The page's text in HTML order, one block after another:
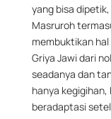
yang bisa
Masruroh
membuktikan
Griya Jawi dari
seadanya dan
hanya
beradaptasi